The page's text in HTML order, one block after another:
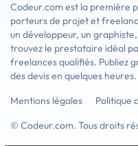
Codeur.com est la première
porteurs de projet et
un développeur, un
trouvez le prestataire idéal
freelances qualifiés. Publiez
des devis en quelques heures.
Mentions légales
Politique
© Codeur.com. Tous droits